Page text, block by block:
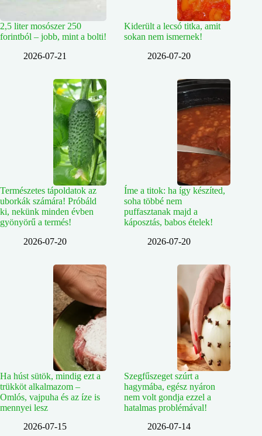
2,5 liter mosószer 250
forintból – jobb, mint a bolti!
2026-07-21
Kiderült a lecsó titka, amit
sokan nem ismernek!
2026-07-20
Természetes tápoldatok az
uborkák számára! Próbáld
ki, nekünk minden évben
gyönyörű a termés!
2026-07-20
Íme a titok: ha így készíted,
soha többé nem
puffasztanak majd a
káposztás, babos ételek!
2026-07-20
Ha húst sütök, mindig ezt a
trükköt alkalmazom –
Omlós, vajpuha és az íze is
mennyei lesz
2026-07-15
Szegfűszeget szúrt a
hagymába, egész nyáron
nem volt gondja ezzel a
hatalmas problémával!
2026-07-14